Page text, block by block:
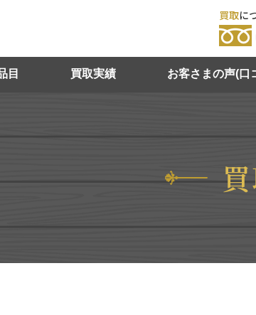
買取に
目 買取実績 お客さまの声(口